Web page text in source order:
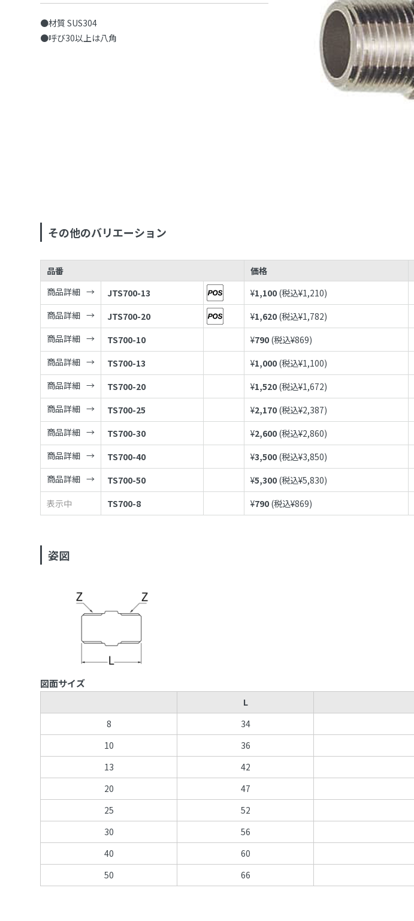
●材質 SUS304
●呼び30以上は八角
その他のバリエーション
品番 価格
商品詳細
JTS700-13 ¥1,100 (税込¥1,210)
商品詳細
JTS700-20 ¥1,620 (税込¥1,782)
商品詳細
TS700-10 ¥790 (税込¥869)
商品詳細
TS700-13 ¥1,000 (税込¥1,100)
商品詳細
TS700-20 ¥1,520 (税込¥1,672)
商品詳細
TS700-25 ¥2,170 (税込¥2,387)
商品詳細
TS700-30 ¥2,600 (税込¥2,860)
商品詳細
TS700-40 ¥3,500 (税込¥3,850)
商品詳細
TS700-50 ¥5,300 (税込¥5,830)
表示中
TS700-8 ¥790 (税込¥869)
姿図
図面サイズ
L
8
34
10
36
13
42
20
47
25
52
30
56
40
60
50
66